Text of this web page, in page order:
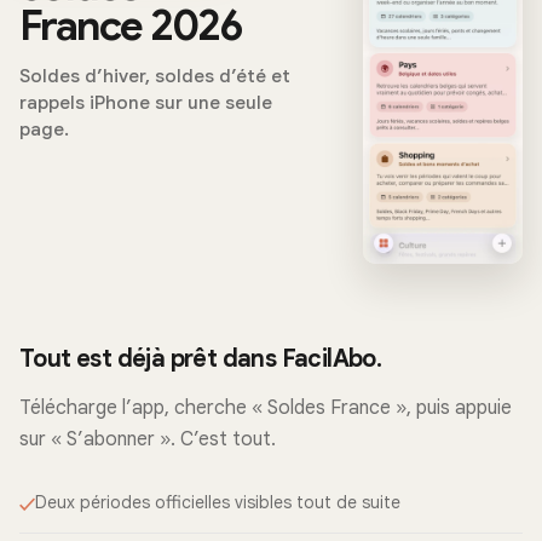
France 2026
Soldes d’hiver, soldes d’été et
rappels iPhone sur une seule
page.
Tout est déjà prêt dans FacilAbo.
Télécharge l’app, cherche « Soldes France », puis appuie
sur « S’abonner ». C’est tout.
Deux périodes officielles visibles tout de suite